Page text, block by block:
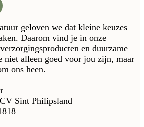
geloven we dat kleine keuzes
Daarom vind je in onze
en duurzame
niet alleen goed voor jou zijn, maar
ons heen.
Sint Philipsland